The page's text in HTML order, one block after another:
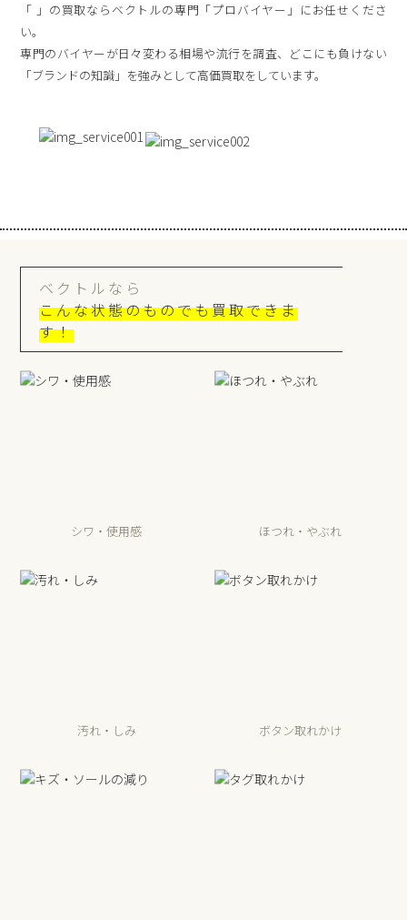
「 」の買取ならベクトルの専門「プロバイヤー」にお任せくださ
い。
専門のバイヤーが日々変わる相場や流行を調査、どこにも負けない
「ブランドの知識」を強みとして高価買取をしています。
ベクトルなら
こんな状態のものでも買取できま
す！
シワ・使用感 ほつれ・やぶれ
汚れ・しみ ボタン取れかけ